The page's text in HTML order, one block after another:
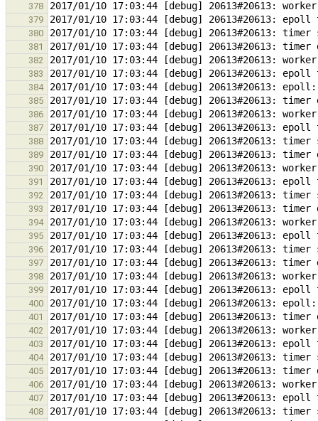
378
379
380
381
382
383
384
385
386
387
388
389
390
391
392
393
394
395
396
397
398
399
400
401
402
403
404
405
406
407
408